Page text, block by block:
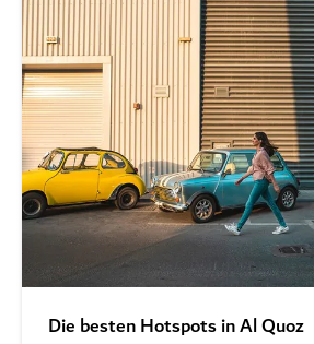
Die besten Hotspots in Al Quoz